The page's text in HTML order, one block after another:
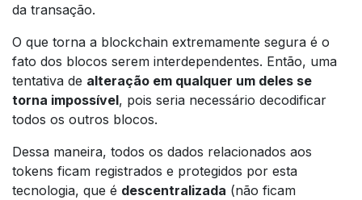
da transação.
O que torna a blockchain extremamente segura é o
fato dos blocos serem interdependentes. Então, uma
tentativa de alteração em qualquer um deles se
torna impossível, pois seria necessário decodificar
todos os outros blocos.
Dessa maneira, todos os dados relacionados aos
tokens ficam registrados e protegidos por esta
tecnologia, que é descentralizada (não ficam